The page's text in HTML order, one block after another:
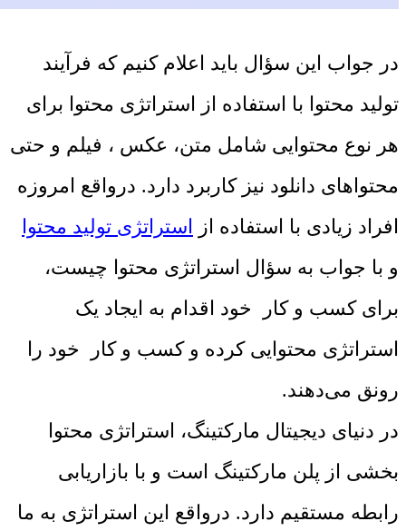
در جواب این سؤال باید اعلام کنیم که فرآیند
تولید محتوا با استفاده از استراتژی محتوا برای
هر نوع محتوایی شامل متن، عکس ، فیلم و حتی
محتواهای دانلود نیز کاربرد دارد. درواقع امروزه
افراد زیادی با استفاده از استراتژی تولید محتوا
و با جواب به سؤال استراتژی محتوا چیست،
برای کسب و کار خود اقدام به ایجاد یک
استراتژی محتوایی کرده و کسب و کار خود را
رونق می‌دهند.
در دنیای دیجیتال مارکتینگ، استراتژی محتوا
بخشی از پلن مارکتینگ است و با بازاریابی
رابطه مستقیم دارد. درواقع این استراتژی به ما